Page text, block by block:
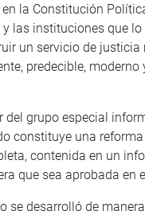
la Constitución
las instituciones que
un servicio de justicia
predecible, moderno
del grupo especial
constituye una reforma
contenida en un
que sea aprobada en
se desarrolló de